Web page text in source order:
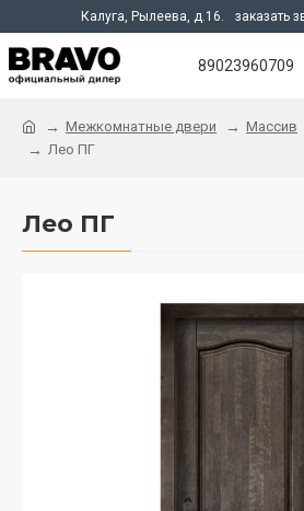
Калуга, Рылеева, д.16. заказать
89023960709
Межкомнатные двери Массив
Лео ПГ
Лео ПГ